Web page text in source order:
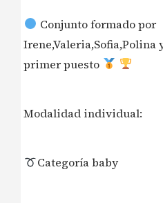
Conjunto formado por
primer puesto
Modalidad individual:
Categoría baby